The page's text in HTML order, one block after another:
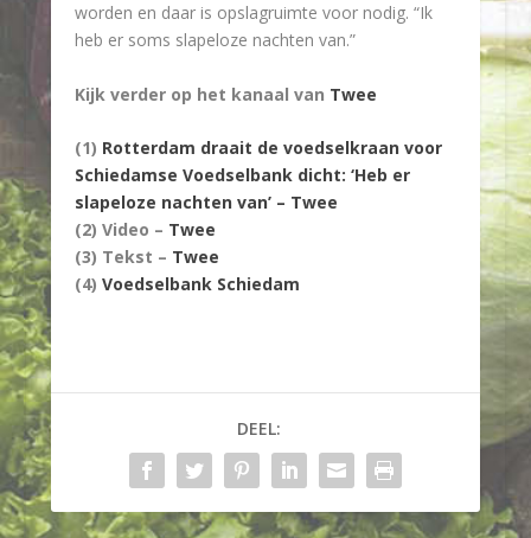
worden en daar is opslagruimte voor nodig. “Ik
heb er soms slapeloze nachten van.”
Kijk verder op het kanaal van Twee
(1) Rotterdam draait de voedselkraan voor
Schiedamse Voedselbank dicht: ‘Heb er
slapeloze nachten van’ – Twee
(2) Video – Twee
(3) Tekst – Twee
(4) Voedselbank Schiedam
DEEL: